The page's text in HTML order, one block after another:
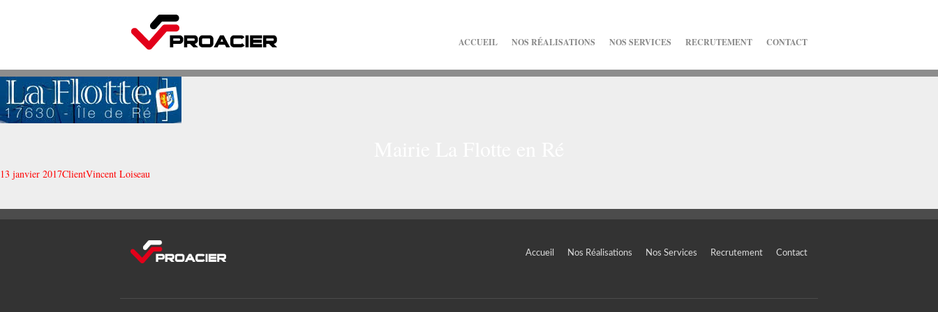
ACCUEIL NOS RÉALISATIONS NOS SERVICES RECRUTEMENT CONTACT
13 janvier 2017ClientVincent Loiseau
Accueil Nos Réalisations Nos Services Recrutement Contact